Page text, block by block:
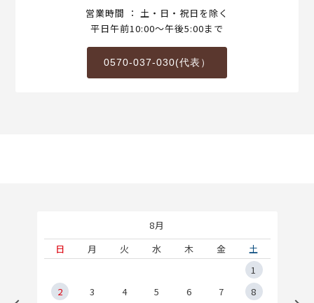
営業時間 ： 土・日・祝日を除く
平日午前10:00～午後5:00まで
0570-037-030(代表）
8月
日
月 火 水 木 金
土
1
2
3 4 5 6 7
8